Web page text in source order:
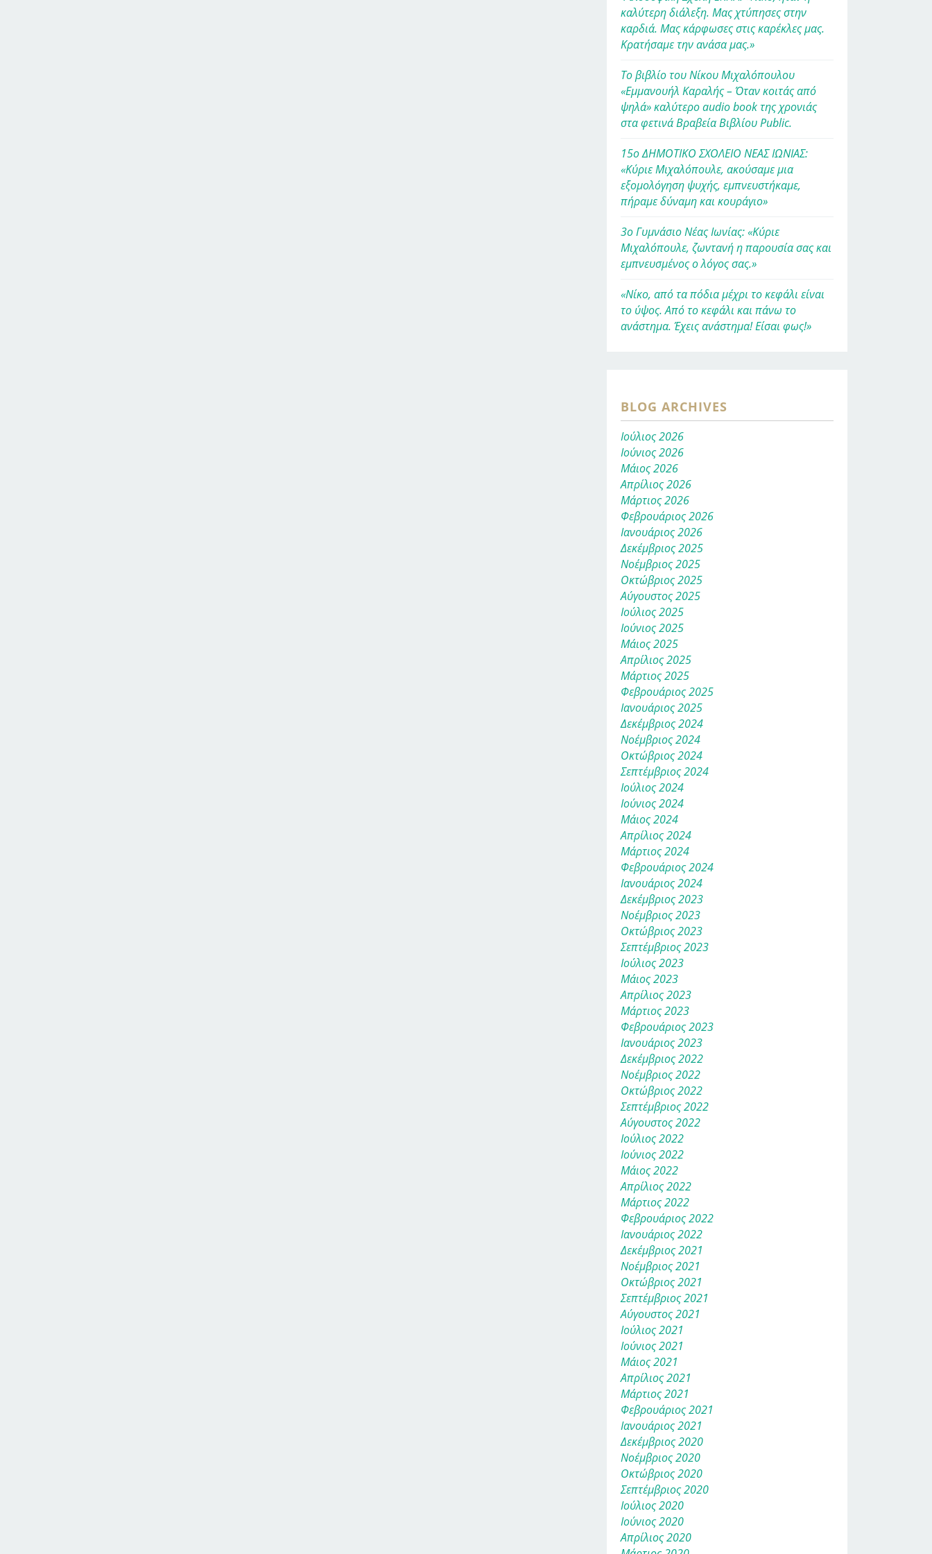
καλύτερη διάλεξη. Μας χτύπησες στην
καρδιά. Μας κάρφωσες στις καρέκλες μας.
Κρατήσαμε την ανάσα μας.»
Το βιβλίο του Νίκου Μιχαλόπουλου
«Εμμανουήλ Καραλής – Όταν κοιτάς από
ψηλά» καλύτερο audio book της χρονιάς
στα φετινά Βραβεία Βιβλίου Public.
15ο ΔΗΜΟΤΙΚΟ ΣΧΟΛΕΙΟ ΝΕΑΣ ΙΩΝΙΑΣ:
«Κύριε Μιχαλόπουλε, ακούσαμε μια
εξομολόγηση ψυχής, εμπνευστήκαμε,
πήραμε δύναμη και κουράγιο»
3ο Γυμνάσιο Νέας Ιωνίας: «Κύριε
Μιχαλόπουλε, ζωντανή η παρουσία σας και
εμπνευσμένος ο λόγος σας.»
«Νίκο, από τα πόδια μέχρι το κεφάλι είναι
το ύψος. Από το κεφάλι και πάνω το
ανάστημα. Έχεις ανάστημα! Είσαι φως!»
BLOG ARCHIVES
Ιούλιος 2026
Ιούνιος 2026
Μάιος 2026
Απρίλιος 2026
Μάρτιος 2026
Φεβρουάριος 2026
Ιανουάριος 2026
Δεκέμβριος 2025
Νοέμβριος 2025
Οκτώβριος 2025
Αύγουστος 2025
Ιούλιος 2025
Ιούνιος 2025
Μάιος 2025
Απρίλιος 2025
Μάρτιος 2025
Φεβρουάριος 2025
Ιανουάριος 2025
Δεκέμβριος 2024
Νοέμβριος 2024
Οκτώβριος 2024
Σεπτέμβριος 2024
Ιούλιος 2024
Ιούνιος 2024
Μάιος 2024
Απρίλιος 2024
Μάρτιος 2024
Φεβρουάριος 2024
Ιανουάριος 2024
Δεκέμβριος 2023
Νοέμβριος 2023
Οκτώβριος 2023
Σεπτέμβριος 2023
Ιούλιος 2023
Μάιος 2023
Απρίλιος 2023
Μάρτιος 2023
Φεβρουάριος 2023
Ιανουάριος 2023
Δεκέμβριος 2022
Νοέμβριος 2022
Οκτώβριος 2022
Σεπτέμβριος 2022
Αύγουστος 2022
Ιούλιος 2022
Ιούνιος 2022
Μάιος 2022
Απρίλιος 2022
Μάρτιος 2022
Φεβρουάριος 2022
Ιανουάριος 2022
Δεκέμβριος 2021
Νοέμβριος 2021
Οκτώβριος 2021
Σεπτέμβριος 2021
Αύγουστος 2021
Ιούλιος 2021
Ιούνιος 2021
Μάιος 2021
Απρίλιος 2021
Μάρτιος 2021
Φεβρουάριος 2021
Ιανουάριος 2021
Δεκέμβριος 2020
Νοέμβριος 2020
Οκτώβριος 2020
Σεπτέμβριος 2020
Ιούλιος 2020
Ιούνιος 2020
Απρίλιος 2020